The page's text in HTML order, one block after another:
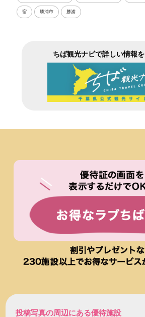
宿 勝浦市 勝浦
ちば観光ナビで詳しい情報
投稿写真の周辺にある優待施設